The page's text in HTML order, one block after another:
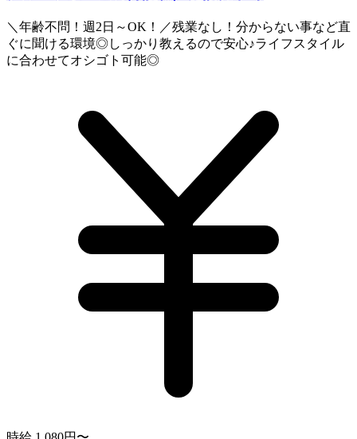
＼年齢不問！週2日～OK！／残業なし！分からない事など直
ぐに聞ける環境◎しっかり教えるので安心♪ライフスタイル
に合わせてオシゴト可能◎